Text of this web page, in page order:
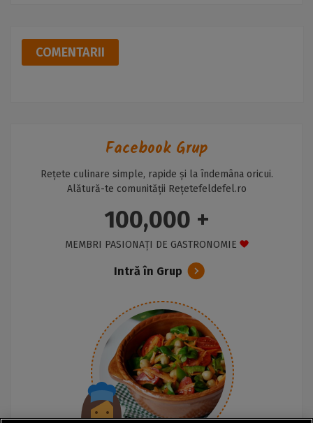
COMENTARII
Facebook Grup
Rețete culinare simple, rapide și la îndemâna oricui.
Alătură-te comunității Rețetefeldefel.ro
100,000 +
MEMBRI PASIONAȚI DE GASTRONOMIE
Intră în Grup